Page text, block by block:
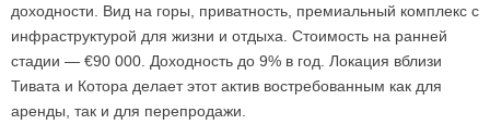
доходности. Вид на горы, приватность, премиальный комплекс с
инфраструктурой для жизни и отдыха. Стоимость на ранней
стадии — €90 000. Доходность до 9% в год. Локация вблизи
Тивата и Котора делает этот актив востребованным как для
аренды, так и для перепродажи.